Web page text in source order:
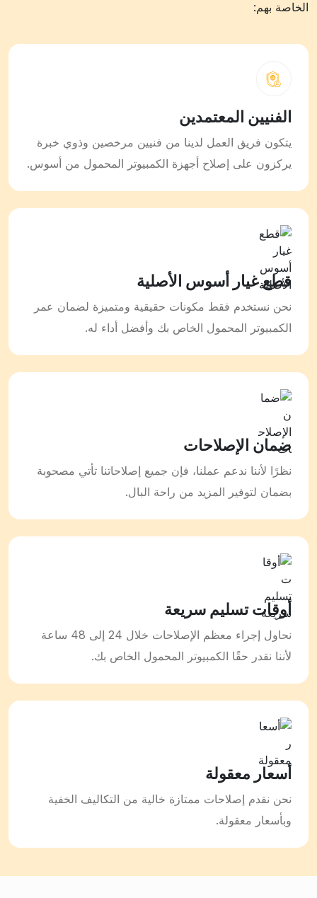
الخاصة بهم:
الفنيين المعتمدين
يتكون فريق العمل لدينا من فنيين مرخصين وذوي خبرة
يركزون على إصلاح أجهزة الكمبيوتر المحمول من أسوس.
قطع غيار أسوس الأصلية
نحن نستخدم فقط مكونات حقيقية ومتميزة لضمان عمر
الكمبيوتر المحمول الخاص بك وأفضل أداء له.
ضمان الإصلاحات
نظرًا لأننا ندعم عملنا، فإن جميع إصلاحاتنا تأتي مصحوبة
بضمان لتوفير المزيد من راحة البال.
أوقات تسليم سريعة
نحاول إجراء معظم الإصلاحات خلال 24 إلى 48 ساعة
لأننا نقدر حقًا الكمبيوتر المحمول الخاص بك.
أسعار معقولة
نحن نقدم إصلاحات ممتازة خالية من التكاليف الخفية
وبأسعار معقولة.